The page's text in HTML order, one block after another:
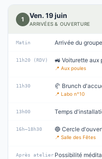
1 Ven. 19 juin
ARRIVÉES & OUVERTURE
Matin Arrivée du
11h20 (RDV) 🚜 Voiturette
📍 Aux poules
11h30 🥐 Brunch
📍 Labo n°10
13h00 Temps
16h–18h30 🔵 Cercle
📍 Salle des Fêtes
Après atelier Possibilité